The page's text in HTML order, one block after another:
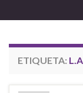
ETIQUETA: